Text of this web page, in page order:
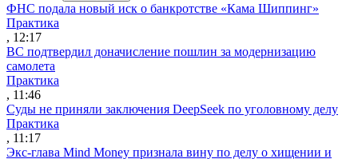
ФНС подала новый иск о банкротстве «Кама Шиппинг»
Практика
, 12:17
ВС подтвердил доначисление пошлин за модернизацию
самолета
Практика
, 11:46
Суды не приняли заключения DeepSeek по уголовному делу
Практика
, 11:17
Экс-глава Mind Money признала вину по делу о хищении и